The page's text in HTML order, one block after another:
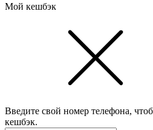
Мой кешбэк
Введите свой номер телефона,
кешбэк.